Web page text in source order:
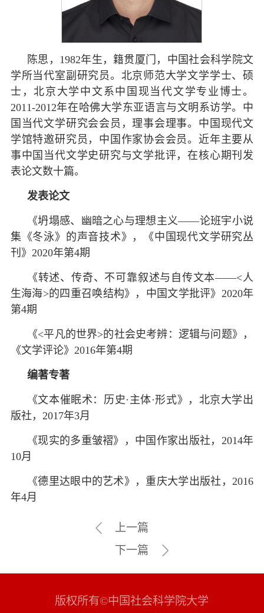
陈思，1982年生，籍贯厦门，中国社会科学院文
学所当代室副研究员。北京师范大学文学学士、硕
士，北京大学中文系中国现当代文学专业博士。
2011-2012年在哈佛大学东亚语言与文明系访学。中
国当代文学研究会会员，理事会理事。中国现代文
学馆特邀研究员，中国作家协会会员。近年主要从
事中国当代文学史研究与文学批评，在核心期刊发
表论文数十篇。
发表论文
《坍塌感、幽暗之心与理想主义——论班宇小说
集《冬泳》的声音技术》，《中国现代文学研究丛
刊》2020年第4期
《转述、传奇、不可靠叙述与自传文本——<人
生海海>的四重召唤结构》，中国文学批评》2020年
第4期
《<平凡的世界>的社会史考辨：逻辑与问题》，
《文学评论》2016年第4期
编著专著
《文本催眠术：历史·主体·形式》，北京大学出
版社，2017年3月
《现实的多重皱褶》，中国作家出版社，2014年
10月
《德里达眼中的艺术》，重庆大学出版社，2016
年4月
上一篇
下一篇
版权所有©中国社会科学院大学